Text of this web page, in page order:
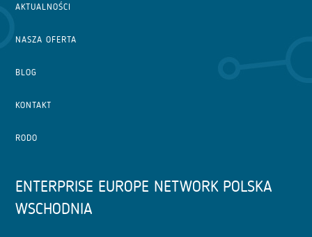
AKTUALNOŚCI
NASZA OFERTA
BLOG
KONTAKT
RODO
ENTERPRISE EUROPE NETWORK POLSKA
WSCHODNIA